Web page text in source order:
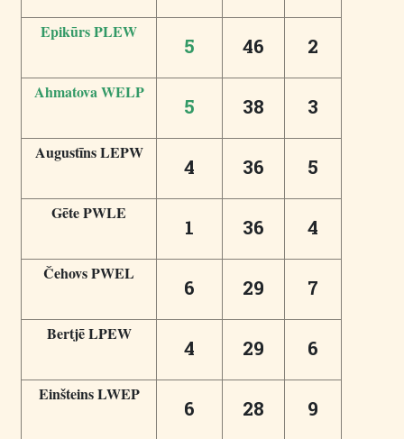
Epikūrs PLEW
5 46 2
Ahmatova WELP
5 38 3
Augustīns LEPW
4 36 5
Gēte PWLE
1 36 4
Čehovs PWEL
6 29 7
Bertjē LPEW
4 29 6
Einšteins LWEP
6 28 9